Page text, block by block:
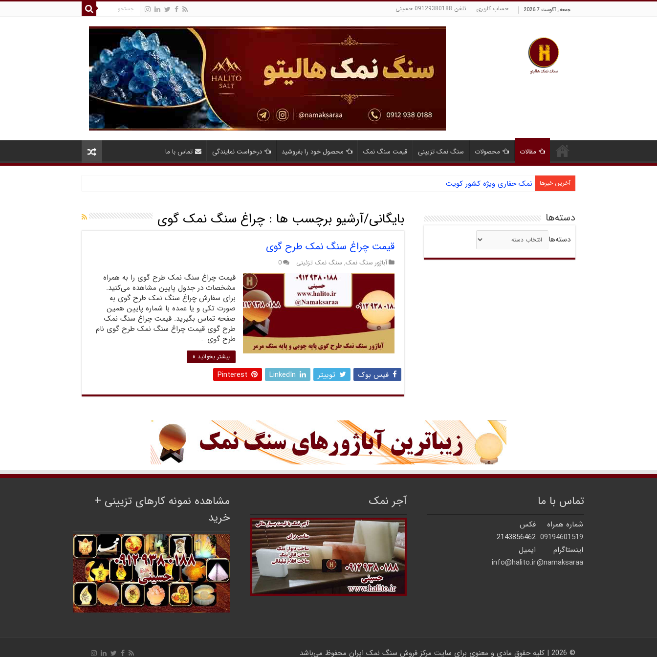
جمعه , آگوست 7 2026 حساب کاربری تلفن 09129380188 حسینی
مقالات محصولات سنگ نمک تزیینی قیمت سنگ نمک محصول خود را بفروشید درخواست نمایندگی تماس با ما
آخرین خبرها نمک حفاری ویژه کشور کویت
بایگانی/آرشیو برچسب ها : چراغ سنگ نمک گوی
قیمت چراغ سنگ نمک طرح گوی
آباژور سنگ نمک, سنگ نمک تزئینی 0
قیمت چراغ سنگ نمک طرح گوی را به همراه
مشخصات در جدول پایین مشاهده می‌کنید.
برای سفارش چراغ سنگ نمک طرح گوی به
صورت تکی و یا عمده با شماره پایین همین
صفحه تماس بگیرید. قیمت چراغ سنگ نمک
طرح گوی قیمت چراغ سنگ نمک طرح گوی نام
طرح گوی …
بیشتر بخوانید »
فیس بوک توییتر LinkedIn
Pinterest
دسته‌ها
دسته‌ها
تماس با ما
شماره همراه
فکس
09194601519
2143856462
اینستاگرام
ایمیل
namaksaraa@
info@halito.ir
آجر نمک
مشاهده نمونه کارهای تزیینی +
خرید
© 2026 | کلیه حقوق مادی و معنوی برای سایت مرکز فروش سنگ نمک ایران محفوظ می‌باشد